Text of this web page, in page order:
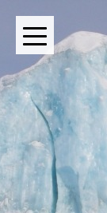
BOUTIQUE